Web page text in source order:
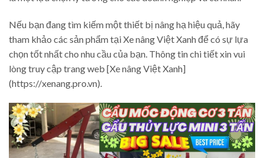
Nếu bạn đang tìm kiếm một thiết bị nâng hạ hiệu quả, hãy
tham khảo các sản phẩm tại Xe nâng Việt Xanh để có sự lựa
chọn tốt nhất cho nhu cầu của bạn. Thông tin chi tiết xin vui
lòng truy cập trang web [Xe nâng Việt Xanh]
(https://xenang.pro.vn).